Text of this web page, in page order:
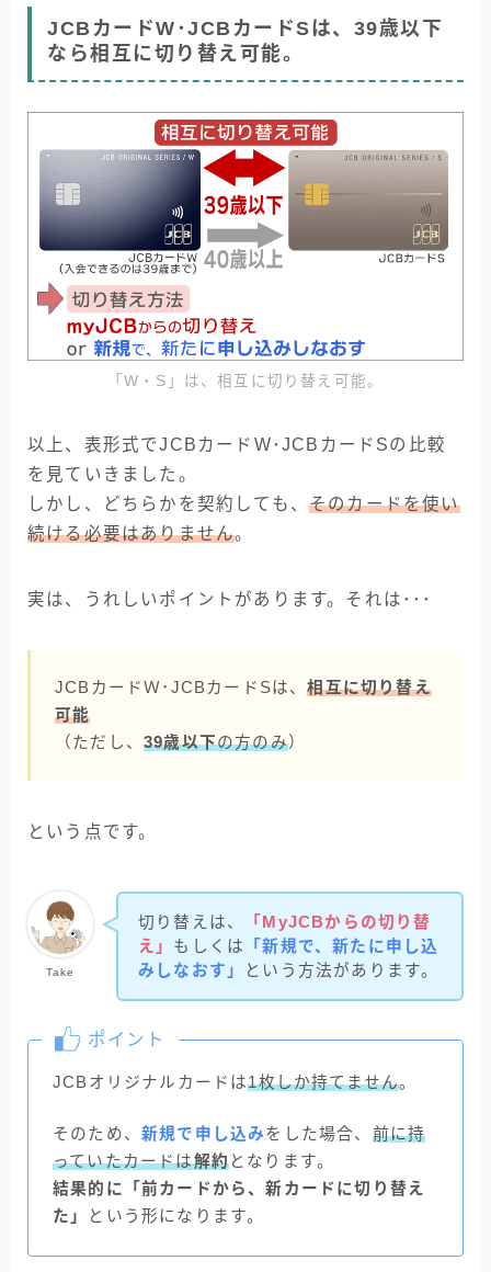
JCBカードW･JCBカードSは、39歳以下
なら相互に切り替え可能。
「W・S」は、相互に切り替え可能。
以上、表形式でJCBカードW･JCBカードSの比較
を見ていきました。
しかし、どちらかを契約しても、 そのカードを使い
続ける必要はありません。
実は、うれしいポイントがあります。それは･･･
JCBカードＷ･JCBカードSは、相互に切り替え
可能
（ただし、 39歳以下の方のみ）
という点です。
Take
切り替えは、
「MyJCBからの切り替
え」 もしくは
「新規で、新たに申し込
みしなおす」
という方法があります。
ポイント
JCBオリジナルカードは1枚しか持てません。
そのため、 新規で申し込みをした場合、 前に持
っていたカードは解約となります。
結果的に「前カードから、新カードに切り替え
た」
という形になります。
申込み方法･記事一覧 など